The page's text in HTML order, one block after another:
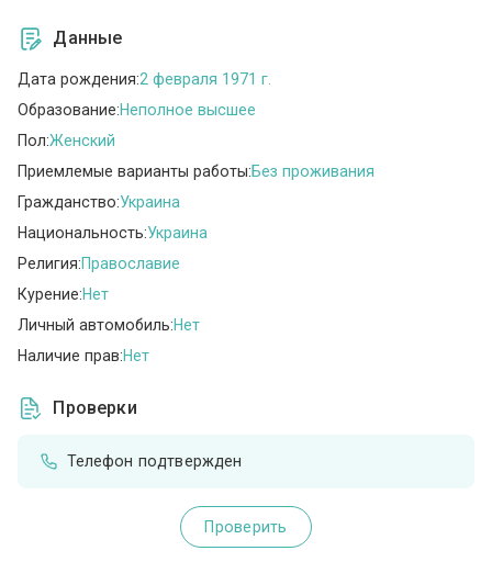
Данные
Дата рождения:2 февраля 1971 г.
Образование:Неполное высшее
Пол:Женский
Приемлемые варианты работы:Без проживания
Гражданство:Украина
Национальность:Украина
Религия:Православие
Курение:Нет
Личный автомобиль:Нет
Наличие прав:Нет
Проверки
Телефон подтвержден
Проверить